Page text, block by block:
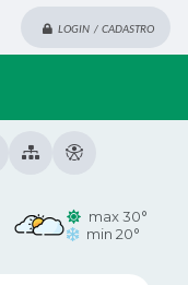
LOGIN / CADASTRO
max 30°
min 20°